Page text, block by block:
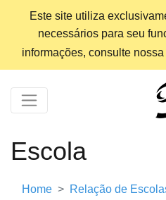
Este site utiliza
necessários para seu
informações, consulte nossa
Escola
Home
Relação de